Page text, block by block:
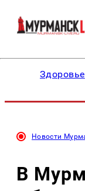
Здоровье
Новости
В